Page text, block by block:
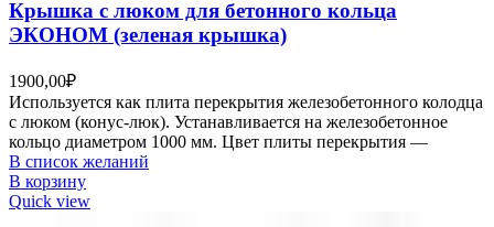
Крышка с люком для бетонного кольца
ЭКОНОМ (зеленая крышка)
1900,00₽
Используется как плита перекрытия железобетонного колодца
с люком (конус-люк). Устанавливается на железобетонное
кольцо диаметром 1000 мм. Цвет плиты перекрытия —
В список желаний
В корзину
Quick view